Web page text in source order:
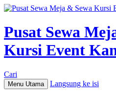
Pusat Sewa
Kursi Event
Cari
Menu Utama Langsung ke isi